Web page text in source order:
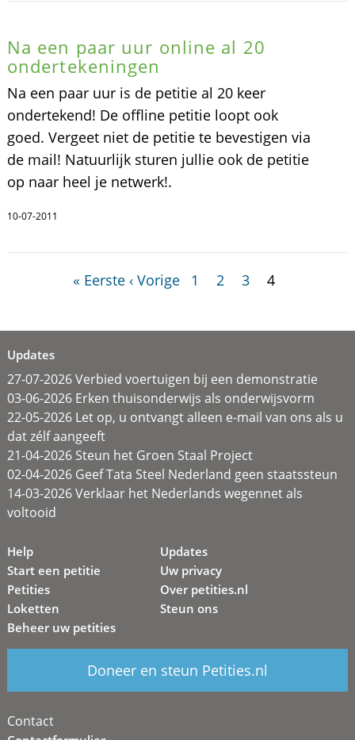
Na een paar uur online al 20
ondertekeningen
Na een paar uur is de petitie al 20 keer
ondertekend! De offline petitie loopt ook
goed. Vergeet niet de petitie te bevestigen via
de mail! Natuurlijk sturen jullie ook de petitie
op naar heel je netwerk!.
10-07-2011
« Eerste ‹ Vorige 1 2 3 4
Updates
27-07-2026 Verbied voertuigen bij een demonstratie
03-06-2026 Erken thuisonderwijs als onderwijsvorm
22-05-2026 Let op, u ontvangt alleen e-mail van ons als u
dat zélf aangeeft
21-04-2026 Steun het Groen Staal Project
02-04-2026 Geef Tata Steel Nederland geen staatssteun
14-03-2026 Verklaar het Nederlands wegennet als
voltooid
Help
Start een petitie
Petities
Loketten
Beheer uw petities
Updates
Uw privacy
Over petities.nl
Steun ons
Doneer en steun Petities.nl
Contact